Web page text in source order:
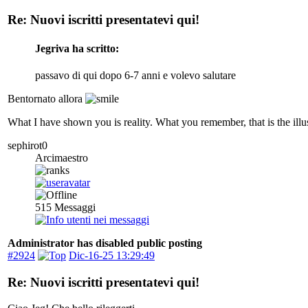
Re: Nuovi iscritti presentatevi qui!
Jegriva ha scritto:
passavo di qui dopo 6-7 anni e volevo salutare
Bentornato allora
What I have shown you is reality. What you remember, that is the
sephirot0
Arcimaestro
515 Messaggi
Administrator has disabled public posting
#2924
Dic-16-25 13:29:49
Re: Nuovi iscritti presentatevi qui!